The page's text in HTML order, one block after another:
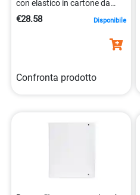
con elastico in cartone da
€28.58 Disponibile
Confronta prodotto